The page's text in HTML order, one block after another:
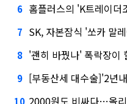
6 홈플러스의 'K트레이
7 SK, 자본잠식 '쏘카 말
8 '괜히 바꿨나' 폭락장이 할
9 [부동산세 대수술]'2년
10 2000원도 비싸다…올리브